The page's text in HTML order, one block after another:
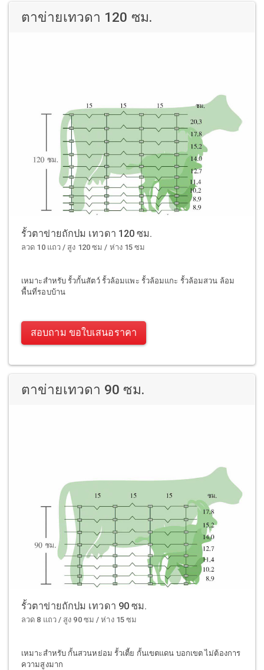
ตาข่ายเทวดา 120 ซม.
รั้วตาข่ายถักปม เทวดา 120 ซม.
ลวด 10 แถว / สูง 120 ซม / ห่าง 15 ซม
เหมาะสำหรับ รั้วกั้นสัตว์ รั้วล้อมแพะ รั้วล้อมแกะ รั้วล้อมสวน ล้อม
พื้นที่รอบบ้าน
สอบถาม ขอใบเสนอราคา
ตาข่ายเทวดา 90 ซม.
รั้วตาข่ายถักปม เทวดา 90 ซม.
ลวด 8 แถว / สูง 90 ซม / ห่าง 15 ซม
เหมาะสำหรับ กั้นสวนหย่อม รั้วเตี้ย กั้นเขตแดน บอกเขต ไม่ต้องการ
ความสูงมาก